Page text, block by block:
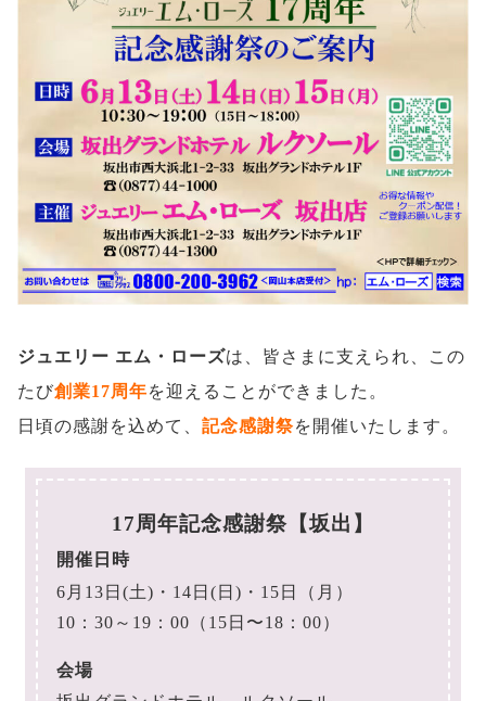
ジュエリー エム・ローズは、皆さまに支えられ、この
たび創業17周年を迎えることができました。
日頃の感謝を込めて、 記念感謝祭を開催いたします。
17周年記念感謝祭【坂出】
開催日時
6月13日(土)・14日(日)・15日（月）
10：30～19：00（15日〜18：00）
会場